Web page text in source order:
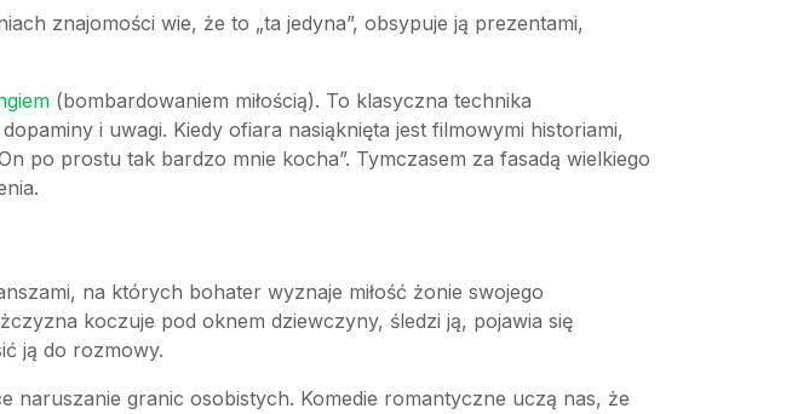
znajomości wie, że to „ta jedyna”, obsypuje ją prezentami,
(bombardowaniem miłością). To klasyczna technika
i uwagi. Kiedy ofiara nasiąknięta jest filmowymi historiami,
po prostu tak bardzo mnie kocha”. Tymczasem za fasadą wielkiego
na których bohater wyznaje miłość żonie swojego
koczuje pod oknem dziewczyny, śledzi ją, pojawia się
ją do rozmowy.
naruszanie granic osobistych. Komedie romantyczne uczą nas, że